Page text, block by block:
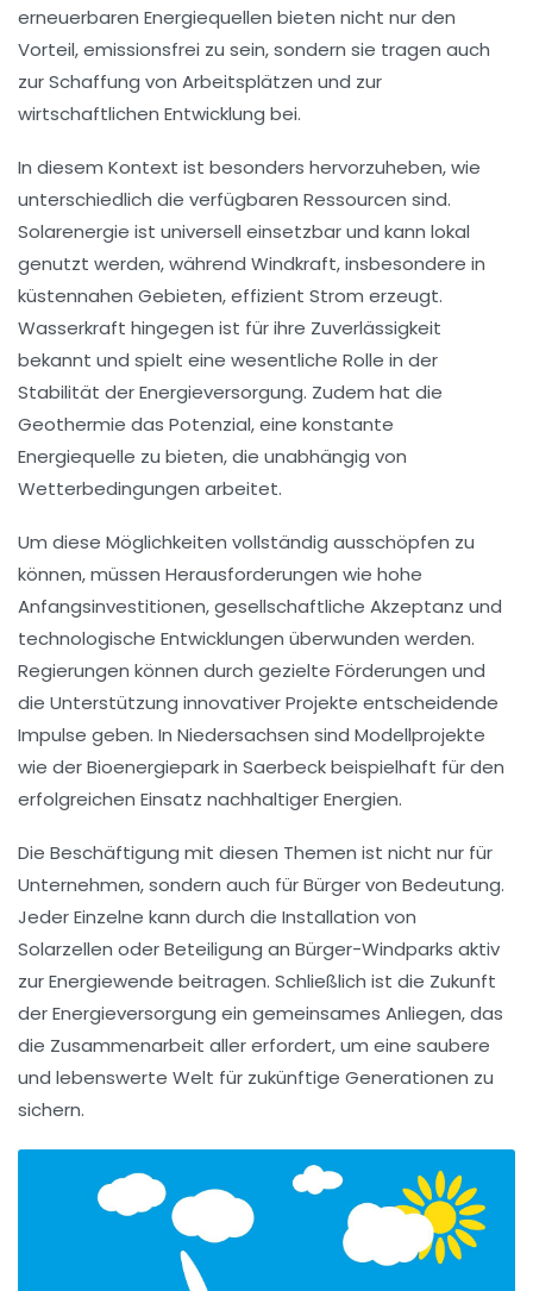
erneuerbaren Energiequellen bieten nicht nur den
Vorteil, emissionsfrei zu sein, sondern sie tragen auch
zur Schaffung von Arbeitsplätzen und zur
wirtschaftlichen Entwicklung bei.
In diesem Kontext ist besonders hervorzuheben, wie
unterschiedlich die verfügbaren Ressourcen sind.
Solarenergie ist universell einsetzbar und kann lokal
genutzt werden, während Windkraft, insbesondere in
küstennahen Gebieten, effizient Strom erzeugt.
Wasserkraft hingegen ist für ihre Zuverlässigkeit
bekannt und spielt eine wesentliche Rolle in der
Stabilität der Energieversorgung. Zudem hat die
Geothermie das Potenzial, eine konstante
Energiequelle zu bieten, die unabhängig von
Wetterbedingungen arbeitet.
Um diese Möglichkeiten vollständig ausschöpfen zu
können, müssen Herausforderungen wie hohe
Anfangsinvestitionen, gesellschaftliche Akzeptanz und
technologische Entwicklungen überwunden werden.
Regierungen können durch gezielte Förderungen und
die Unterstützung innovativer Projekte entscheidende
Impulse geben. In Niedersachsen sind Modellprojekte
wie derBioenergiepark in Saerbeckbeispielhaft für den
erfolgreichen Einsatz nachhaltiger Energien.
Die Beschäftigung mit diesen Themen ist nicht nur für
Unternehmen, sondern auch für Bürger von Bedeutung.
Jeder Einzelne kann durch die Installation von
Solarzellen oder Beteiligung an Bürger-Windparks aktiv
zur Energiewende beitragen. Schließlich ist die Zukunft
der Energieversorgung ein gemeinsames Anliegen, das
die Zusammenarbeit aller erfordert, um eine saubere
und lebenswerte Welt für zukünftige Generationen zu
sichern.